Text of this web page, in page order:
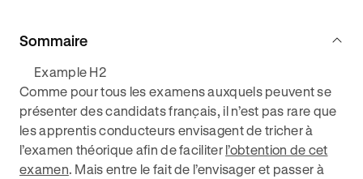
Sommaire
Example H2
Comme pour tous les examens auxquels peuvent se
présenter des candidats français, il n’est pas rare que
les apprentis conducteurs envisagent de tricher à
l’examen théorique afin de faciliter l’obtention de cet
examen. Mais entre le fait de l’envisager et passer à